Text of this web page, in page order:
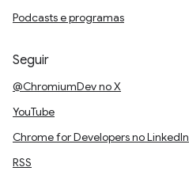
Podcasts e programas
Seguir
@ChromiumDev no X
YouTube
Chrome for Developers no LinkedIn
RSS